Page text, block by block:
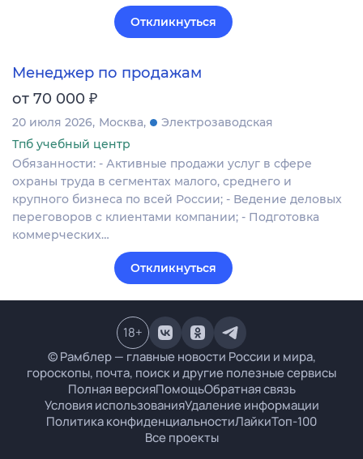
Откликнуться
Менеджер по продажам
от 70 000 ₽
20 июля 2026 Москва
Электрозаводская
Тпб учебный центр
Обязанности: - Активные продажи услуг в сфере
охраны труда в сегментах малого, среднего и
крупного бизнеса по всей России; - Ведение деловых
переговоров с клиентами компании; - Подготовка
коммерческих…
Откликнуться
© Рамблер — главные новости России и мира,
гороскопы, почта, поиск и другие полезные сервисы
Полная версияПомощьОбратная связь
Условия использованияУдаление информации
Политика конфиденциальностиЛайкиТоп-100
Все проекты
18+